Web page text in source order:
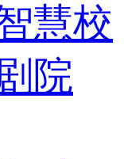
慧校
院